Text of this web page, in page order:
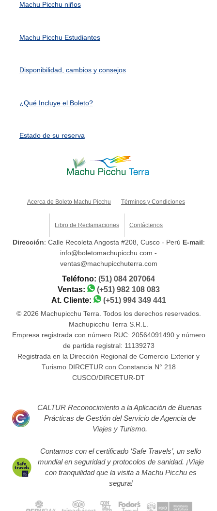
Machu Picchu niños
Machu Picchu Estudiantes
Disponibilidad, cambios y consejos
¿Qué Incluye el Boleto?
Estado de su reserva
Acerca de Boleto Machu Picchu Términos y Condiciones
Libro de Reclamaciones Contáctenos
Dirección: Calle Recoleta Angosta #208, Cusco - Perú E-mail:
info@boletomachupicchu.com -
ventas@machupicchuterra.com
Teléfono: (51) 084 207064
Ventas:
(+51) 982 108 083
At. Cliente:
(+51) 994 349 441
© 2026 Machupicchu Terra. Todos los derechos reservados.
Machupicchu Terra S.R.L.
Empresa registrada con número RUC: 20564091490 y número
de partida registral: 11139273
Registrada en la Dirección Regional de Comercio Exterior y
Turismo DIRCETUR con Constancia N° 218
CUSCO/DIRCETUR-DT
CALTUR Reconocimiento a la Aplicación de Buenas
Prácticas de Gestión del Servicio de Agencia de
Viajes y Turismo.
Contamos con el certificado ‘Safe Travels’, un sello
mundial en seguridad y protocolos de sanidad. ¡Viaje
con tranquilidad que la visita a Machu Picchu es
segura!